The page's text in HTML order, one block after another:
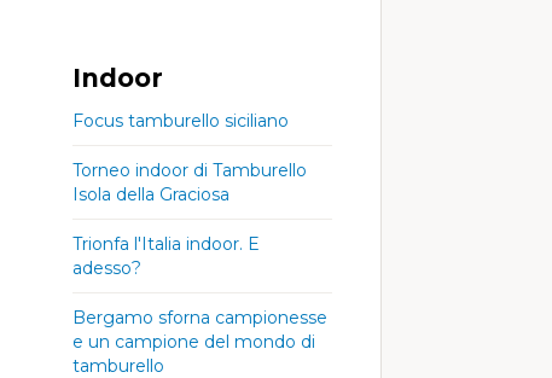
Indoor
Focus tamburello siciliano
Torneo indoor di Tamburello
Isola della Graciosa
Trionfa l'Italia indoor. E
adesso?
Bergamo sforna campionesse
e un campione del mondo di
tamburello